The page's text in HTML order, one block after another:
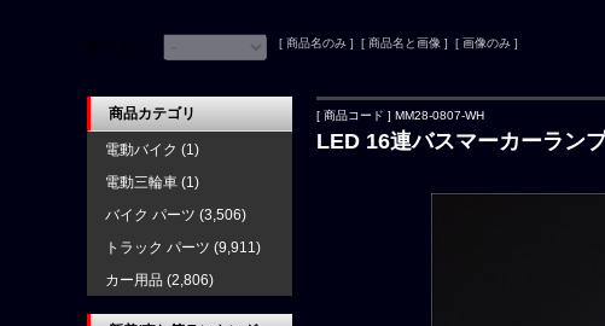
[ 商品名のみ ] [ 商品名と画像 ] [ 画像のみ ]
[ 商品コード ] MM28-0807-WH
LED 16連バスマーカーラン
商品カテゴリ
電動バイク (1)
電動三輪車 (1)
バイク パーツ (3,506)
トラック パーツ (9,911)
カー用品 (2,806)